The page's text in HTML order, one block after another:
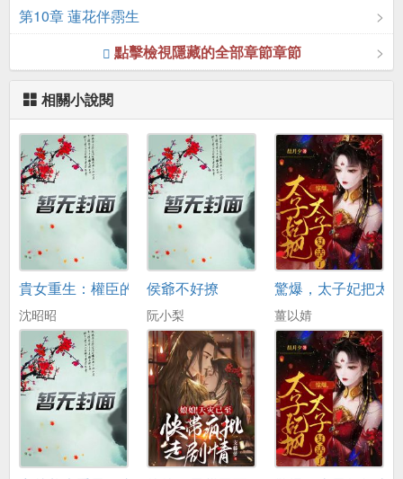
第10章 蓮花伴霛生
點擊檢視隱藏的全部章節章節
相關小說閱
貴女重生：權臣的心尖寵又撒嬌了
沈昭昭
侯爺不好撩
阮小梨
驚爆，太子妃把太
薑以婧